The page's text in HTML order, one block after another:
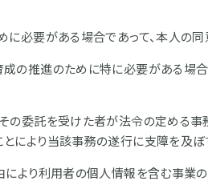
に必要がある場合であって、本人の
の推進のために特に必要がある場
の委託を受けた者が法令の定める
により当該事務の遂行に支障を及
により利用者の個人情報を含む事業